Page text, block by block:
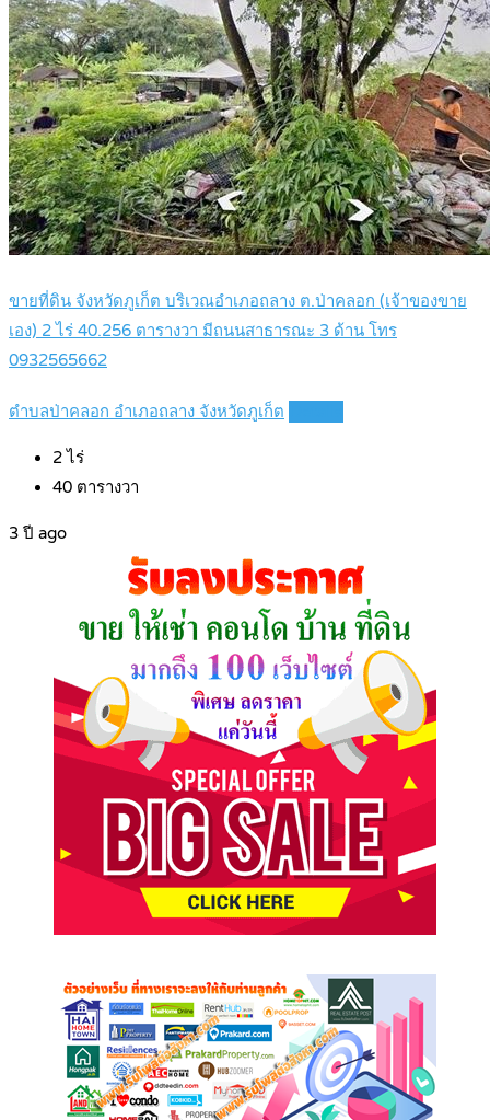
ขายที่ดิน จังหวัดภูเก็ต บริเวณอำเภอถลาง ต.ป่าคลอก (เจ้าของขาย
เอง) 2 ไร่ 40.256 ตารางวา มีถนนสาธารณะ 3 ด้าน โทร
0932565662
ตำบลป่าคลอก อำเภอถลาง จังหวัดภูเก็ต
2ไร่
40 ตารางวา
3 ปี ago